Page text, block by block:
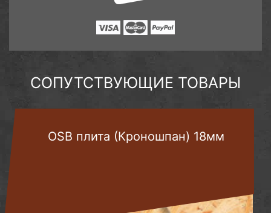
СОПУТСТВУЮЩИЕ ТОВАРЫ
OSB плита (Кроношпан) 18мм